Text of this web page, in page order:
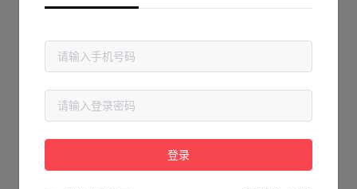
抱歉!
请检查您输入的网址是否正确，或点击下面的按钮返回首页。
登录